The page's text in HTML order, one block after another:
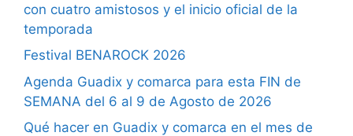
con cuatro amistosos y el inicio oficial de la
temporada
Festival BENAROCK 2026
Agenda Guadix y comarca para esta FIN de
SEMANA del 6 al 9 de Agosto de 2026
Qué hacer en Guadix y comarca en el mes de